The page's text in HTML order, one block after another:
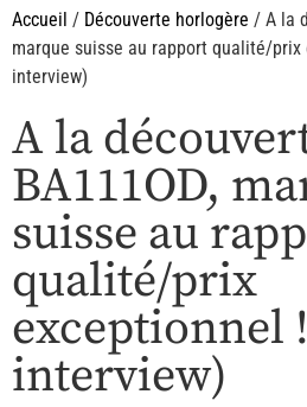
Accueil / Découverte horlogère / A la
marque suisse au rapport qualité/
interview)
A la
BA111OD,
suisse au
qualité/prix
exceptionnel
interview)